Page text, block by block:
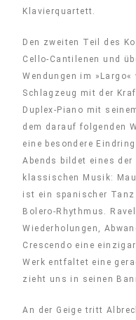
Klavierquartett.
Den zweiten Teil des
Cello-Cantilenen und
Wendungen im »Largo«
Schlagzeug mit der
Duplex-Piano mit
dem darauf folgenden
eine besondere
Abends bildet eines der
klassischen Musik:
ist ein spanischer
Bolero-Rhythmus.
Wiederholungen,
Crescendo eine
Werk entfaltet eine
zieht uns in seinen
An der Geige tritt